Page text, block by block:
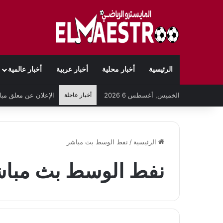
الرئيسية أخبار محلية أخبار عربية أخبار عالمية
الخميس, أغسطس 6 2026 أخبار عاجلة
الرئيسية / نفط الوسط بث مباشر
نفط الوسط بث